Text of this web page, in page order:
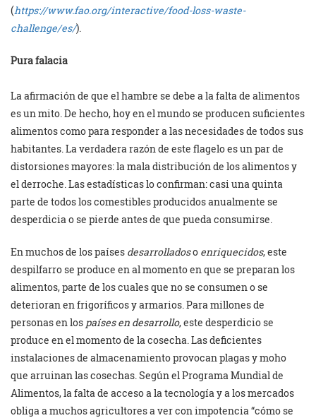
(https://www.fao.org/interactive/food-loss-waste-
challenge/es/).
Pura falacia
La afirmación de que el hambre se debe a la falta de alimentos
es un mito. De hecho, hoy en el mundo se producen suficientes
alimentos como para responder a las necesidades de todos sus
habitantes. La verdadera razón de este flagelo es un par de
distorsiones mayores: la mala distribución de los alimentos y
el derroche. Las estadísticas lo confirman: casi una quinta
parte de todos los comestibles producidos anualmente se
desperdicia o se pierde antes de que pueda consumirse.
En muchos de los países desarrolladoso enriquecidos, este
despilfarro se produce en al momento en que se preparan los
alimentos, parte de los cuales que no se consumen o se
deterioran en frigoríficos y armarios. Para millones de
personas en los países en desarrollo, este desperdicio se
produce en el momento de la cosecha. Las deficientes
instalaciones de almacenamiento provocan plagas y moho
que arruinan las cosechas. Según el Programa Mundial de
Alimentos, la falta de acceso a la tecnología y a los mercados
obliga a muchos agricultores a ver con impotencia “cómo se